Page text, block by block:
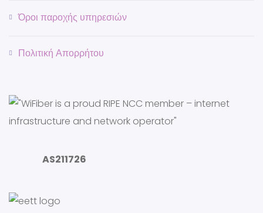
Όροι παροχής υπηρεσιών
Πολιτική Απορρήτου
AS211726